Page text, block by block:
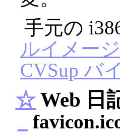
手元の
ルイメージ
CVSup バ
☆Web 日